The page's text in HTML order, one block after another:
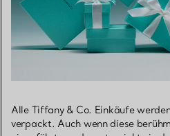
Alle Tiffany & Co. Einkäufe
verpackt. Auch wenn diese